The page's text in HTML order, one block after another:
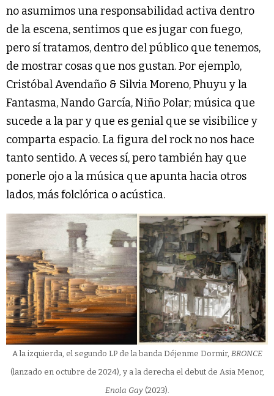
no asumimos una responsabilidad activa dentro
de la escena, sentimos que es jugar con fuego,
pero sí tratamos, dentro del público que tenemos,
de mostrar cosas que nos gustan. Por ejemplo,
Cristóbal Avendaño & Silvia Moreno, Phuyu y la
Fantasma, Nando García, Niño Polar; música que
sucede a la par y que es genial que se visibilice y
comparta espacio. La figura del rock no nos hace
tanto sentido. A veces sí, pero también hay que
ponerle ojo a la música que apunta hacia otros
lados, más folclórica o acústica.
A la izquierda, el segundo LP de la banda Déjenme Dormir, BRONCE
(lanzado en octubre de 2024), y a la derecha el debut de Asia Menor,
Enola Gay (2023).